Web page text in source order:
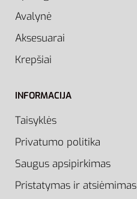
Avalynė
Aksesuarai
Krepšiai
INFORMACIJA
Taisyklės
Privatumo politika
Saugus apsipirkimas
Pristatymas ir atsiėmimas